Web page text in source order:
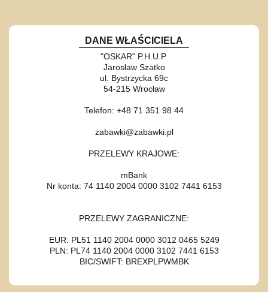
DANE WŁAŚCICIELA
"OSKAR" P.H.U.P.
Jarosław Szatko
ul. Bystrzycka 69c
54-215 Wrocław
Telefon: +48 71 351 98 44
zabawki@zabawki.pl
PRZELEWY KRAJOWE:
mBank
Nr konta: 74 1140 2004 0000 3102 7441 6153
PRZELEWY ZAGRANICZNE:
EUR: PL51 1140 2004 0000 3012 0465 5249
PLN: PL74 1140 2004 0000 3102 7441 6153
BIC/SWIFT: BREXPLPWMBK